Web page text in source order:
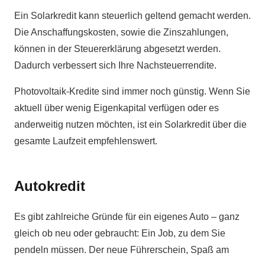
Ein Solarkredit kann steuerlich geltend gemacht werden.
Die Anschaffungskosten, sowie die Zinszahlungen,
können in der Steuererklärung abgesetzt werden.
Dadurch verbessert sich Ihre Nachsteuerrendite.
Photovoltaik-Kredite sind immer noch günstig. Wenn Sie
aktuell über wenig Eigenkapital verfügen oder es
anderweitig nutzen möchten, ist ein Solarkredit über die
gesamte Laufzeit empfehlenswert.
Autokredit
Es gibt zahlreiche Gründe für ein eigenes Auto – ganz
gleich ob neu oder gebraucht: Ein Job, zu dem Sie
pendeln müssen. Der neue Führerschein, Spaß am